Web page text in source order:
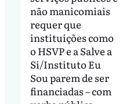
não manicomiais
requer que
instituições como
o HSVP e a Salve a
Si/Instituto Eu
Sou parem de ser
financiadas – com